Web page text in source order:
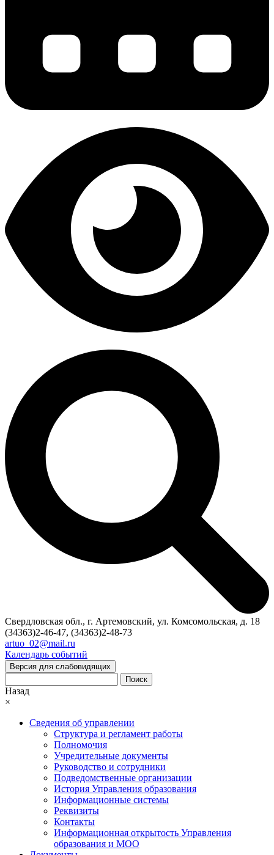
Свердловская обл., г. Артемовский, ул. Комсомольская, д. 18
(34363)2-46-47, (34363)2-48-73
artuo_02@mail.ru
Календарь событий
Версия для слабовидящих
Поиск
Назад
×
Сведения об управлении
Структура и регламент работы
Полномочия
Учредительные документы
Руководство и сотрудники
Подведомственные организации
История Управления образования
Информационные системы
Реквизиты
Контакты
Информационная открытость Управления
образования и МОО